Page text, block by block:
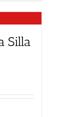
Silla